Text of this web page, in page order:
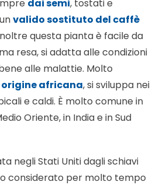
dai semi, tostati e
valido sostituto del caffè
questa pianta è facile da
resa, si adatta alle condizioni
alle malattie. Molto
origine africana, si sviluppa nei
e caldi. È molto comune in
Oriente, in India e in Sud
negli Stati Uniti dagli schiavi
considerato per molto tempo